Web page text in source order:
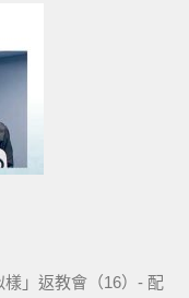
」返教會（16）- 配